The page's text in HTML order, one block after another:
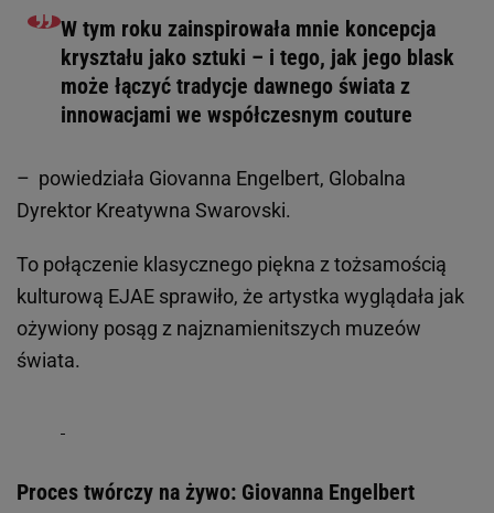
W tym roku zainspirowała mnie koncepcja
kryształu jako sztuki – i tego, jak jego blask
może łączyć tradycje dawnego świata z
innowacjami we współczesnym couture
– powiedziała Giovanna Engelbert, Globalna
Dyrektor Kreatywna Swarovski.
To połączenie klasycznego piękna z tożsamością
kulturową EJAE sprawiło, że artystka wyglądała jak
ożywiony posąg z najznamienitszych muzeów
świata.
Proces twórczy na żywo: Giovanna Engelbert